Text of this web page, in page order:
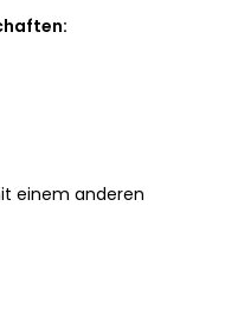
einem anderen